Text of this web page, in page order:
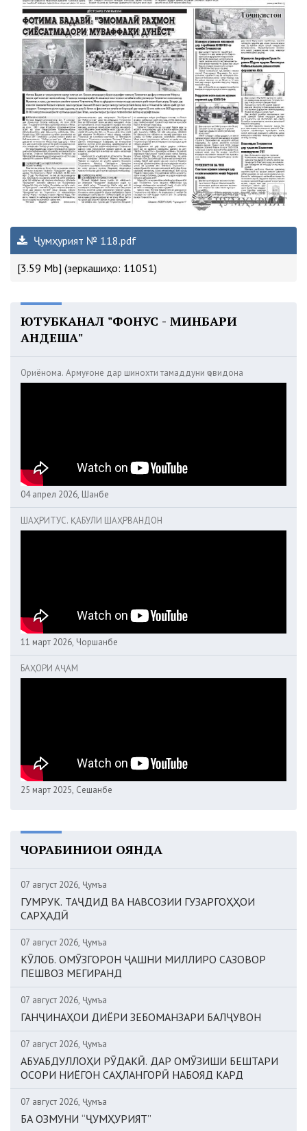
Ҷумҳурият № 118.pdf
[3.59 Mb] (зеркашиҳо: 11051)
ЮТУБКАНАЛ "ФОНУС - МИНБАРИ
АНДЕША"
Ориёнома. Армуғоне дар шинохти тамаддуни ҷовидона
04 апрел 2026, Шанбе
ШАҲРИТУС. ҚАБУЛИ ШАҲРВАНДОН
11 март 2026, Чоршанбе
БАҲОРИ АҶАМ
25 март 2025, Сешанбе
ЧОРАБИНИҲОИ ОЯНДА
07 август 2026, Ҷумъа
ГУМРУК. ТАҶДИД ВА НАВСОЗИИ ГУЗАРГОҲҲОИ
САРҲАДӢ
07 август 2026, Ҷумъа
КӮЛОБ. ОМӮЗГОРОН ҶАШНИ МИЛЛИРО САЗОВОР
ПЕШВОЗ МЕГИРАНД
07 август 2026, Ҷумъа
ГАНҶИНАҲОИ ДИЁРИ ЗЕБОМАНЗАРИ БАЛҶУВОН
07 август 2026, Ҷумъа
АБУАБДУЛЛОҲИ РӮДАКӢ. ДАР ОМӮЗИШИ БЕШТАРИ
ОСОРИ НИЁГОН САҲЛАНГОРӢ НАБОЯД КАРД
07 август 2026, Ҷумъа
БА ОЗМУНИ “ҶУМҲУРИЯТ”